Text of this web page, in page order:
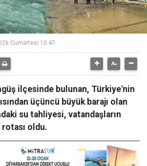
Cumartesi 10:47
ilçesinde bulunan, Türkiye'nin
üçüncü büyük barajı olan
su tahliyesi, vatandaşların
oldu.